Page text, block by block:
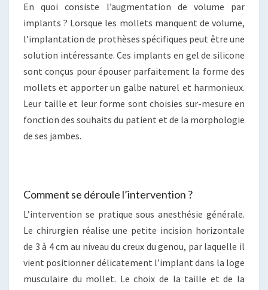
En quoi consiste l’augmentation de volume par
implants ? Lorsque les mollets manquent de volume,
l’implantation de prothèses spécifiques peut être une
solution intéressante. Ces implants en gel de silicone
sont conçus pour épouser parfaitement la forme des
mollets et apporter un galbe naturel et harmonieux.
Leur taille et leur forme sont choisies sur-mesure en
fonction des souhaits du patient et de la morphologie
de ses jambes.
Comment se déroule l’intervention ?
L’intervention se pratique sous anesthésie générale.
Le chirurgien réalise une petite incision horizontale
de 3 à 4 cm au niveau du creux du genou, par laquelle il
vient positionner délicatement l’implant dans la loge
musculaire du mollet. Le choix de la taille et de la